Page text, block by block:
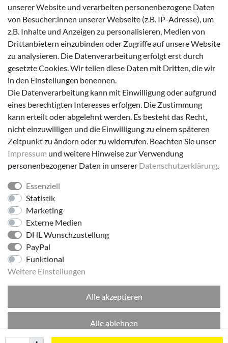
Sneaker
Zahlungsmöglichkeiten
Versanddienstleister
Folge uns!
© 2026 made by Supremo | Alle Rechte vorbehalten.
unserer Website und verarbeiten personenbezogene Daten
von Besucher:innen unserer Webseite (z.B. IP-Adresse), um
z.B. Inhalte und Anzeigen zu personalisieren, Medien von
Drittanbietern einzubinden oder Zugriffe auf unsere Website
zu analysieren. Die Datenverarbeitung erfolgt erst durch
gesetzte Cookies. Wir teilen diese Daten mit Dritten, die wir
in den Einstellungen benennen.
Die Datenverarbeitung kann mit Einwilligung oder aufgrund
eines berechtigten Interesses erfolgen. Die Zustimmung
kann erteilt oder abgelehnt werden. Es besteht das Recht,
nicht einzuwilligen und die Einwilligung zu einem späteren
Zeitpunkt zu ändern oder zu widerrufen. Beachten Sie unser
Impressum und weitere Hinweise zur Verwendung
personenbezogener Daten in unserer Daten­schutz­erklärung.
Essenziell
Statistik
Marketing
Externe Medien
DHL Wunschzustellung
PayPal
Funktional
Weitere Einstellungen
Alle akzeptieren
Alle ablehnen